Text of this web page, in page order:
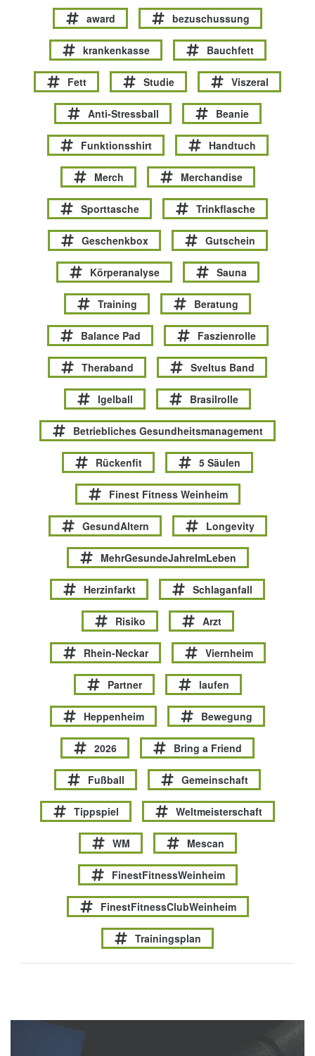
award bezuschussung
krankenkasse Bauchfett
Fett Studie Viszeral
Anti-Stressball Beanie
Funktionsshirt Handtuch
Merch Merchandise
Sporttasche Trinkflasche
Geschenkbox Gutschein
Körperanalyse Sauna
Training Beratung
Balance Pad Faszienrolle
Theraband Sveltus Band
Igelball Brasilrolle
Betriebliches Gesundheitsmanagement
Rückenfit 5 Säulen
Finest Fitness Weinheim
GesundAltern Longevity
MehrGesundeJahreImLeben
Herzinfarkt Schlaganfall
Risiko Arzt
Rhein-Neckar Viernheim
Partner laufen
Heppenheim Bewegung
2026 Bring a Friend
Fußball Gemeinschaft
Tippspiel Weltmeisterschaft
WM Mescan
FinestFitnessWeinheim
FinestFitnessClubWeinheim
Trainingsplan